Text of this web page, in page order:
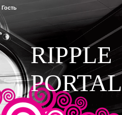
Гость
RIPPLE
PORTAL